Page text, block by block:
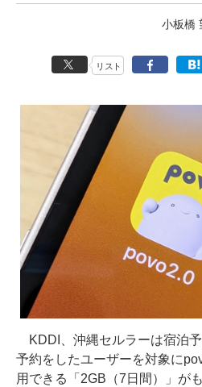
小板橋
リスト
KDDI、沖縄セルラーは宿泊
予約をしたユーザーを対象に
用できる「2GB（7日間）」が